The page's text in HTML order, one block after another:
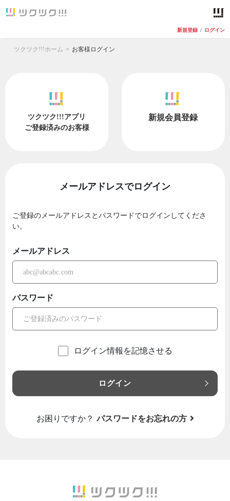
新規登録 / ログイン
ツクツク!!!ホーム お客様ログイン
ツクツク!!!アプリ
ご登録済みのお客様
新規会員登録
メールアドレスでログイン
ご登録のメールアドレスとパスワードでログインしてくださ
い。
メールアドレス
パスワード
ログイン情報を記憶させる
ログイン
お困りですか？ パスワードをお忘れの方